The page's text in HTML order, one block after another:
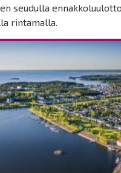
seudulla
rintamalla.